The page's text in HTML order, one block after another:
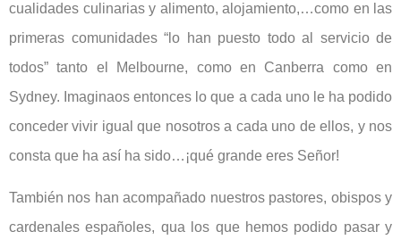
cualidades culinarias y alimento, alojamiento,…como en las
primeras comunidades “lo han puesto todo al servicio de
todos” tanto el Melbourne, como en Canberra como en
Sydney. Imaginaos entonces lo que a cada uno le ha podido
conceder vivir igual que nosotros a cada uno de ellos, y nos
consta que ha así ha sido…¡qué grande eres Señor!
También nos han acompañado nuestros pastores, obispos y
cardenales españoles, qua los que hemos podido pasar y